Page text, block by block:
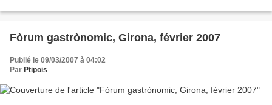
Fòrum gastrònomic, Girona, février 2007
Publié le 09/03/2007 à 04:02
Par Ptipois